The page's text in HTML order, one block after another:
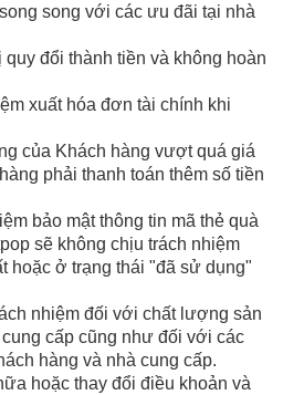
song với các ưu đãi tại nhà
quy đổi thành tiền và không hoàn
xuất hóa đơn tài chính khi
của Khách hàng vượt quá giá
phải thanh toán thêm số tiền
bảo mật thông tin mã thẻ quà
sẽ không chịu trách nhiệm
hoặc ở trạng thái "đã sử dụng"
nhiệm đối với chất lượng sản
cấp cũng như đối với các
hàng và nhà cung cấp.
hoặc thay đổi điều khoản và